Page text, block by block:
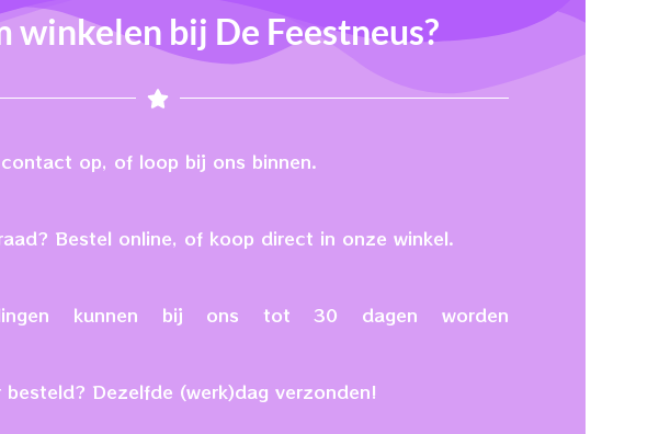
winkelen bij De Feestneus?
op, of loop bij ons binnen.
Bestel online, of koop direct in onze winkel.
kunnen bij ons tot 30 dagen worden
Dezelfde (werk)dag verzonden!